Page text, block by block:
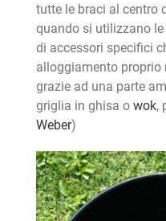
tutte le braci al centro
quando si utilizzano le
di accessori specifici
alloggiamento proprio
grazie ad una parte
griglia in ghisa owok,
Weber)